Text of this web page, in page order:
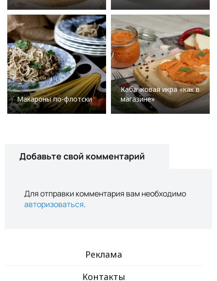
Макароны по-флотски
Кабачковая икра «как в
магазине»
Добавьте свой комментарий
Для отправки комментария вам необходимо
авторизоваться.
Реклама
Контакты